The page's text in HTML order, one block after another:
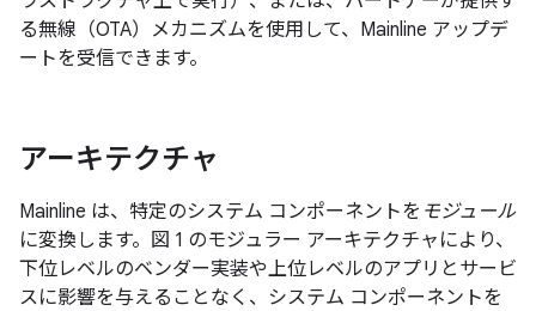
る無線（OTA）メカニズムを使用して、Mainline アップデ
ートを受信できます。
アーキテクチャ
Mainline は、特定のシステム コンポーネントを モジュール
に変換します。図 1 のモジュラー アーキテクチャにより、
下位レベルのベンダー実装や上位レベルのアプリとサービ
スに影響を与えることなく、システム コンポーネントを